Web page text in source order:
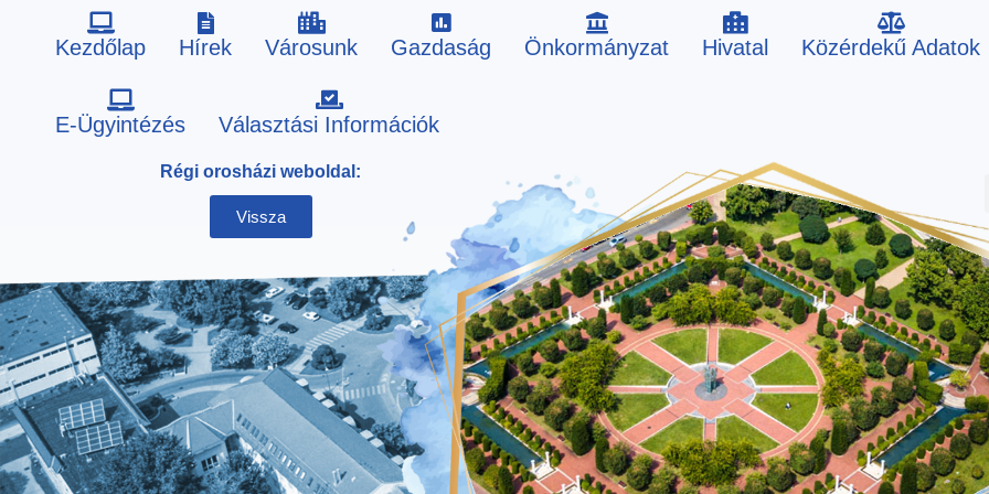
Kezdőlap Hírek Városunk Gazdaság Önkormányzat Hivatal Közérdekű Adatok
E-Ügyintézés Választási Információk
Régi orosházi weboldal:
Vissza